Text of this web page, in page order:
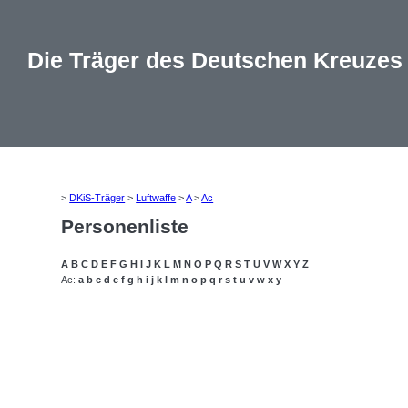
Die Träger des Deutschen Kreuzes
>DKiS-Träger >Luftwaffe >A>Ac
Personenliste
A B C D E F G H I J K L M N O P Q R S T U V W X Y Z
Ac:a b c d e f g h i j k l m n o p q r s t u v w x y